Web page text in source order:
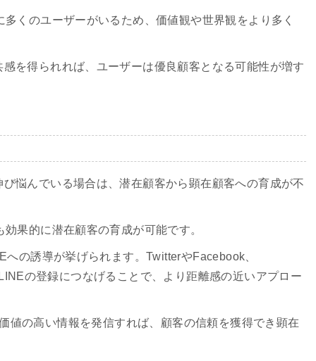
くのユーザーがいるため、価値観や世界観をより多く
を得られれば、ユーザーは優良顧客となる可能性が増す
悩んでいる場合は、潜在顧客から顕在顧客への育成が不
果的に潜在顧客の育成が可能です。
の誘導が挙げられます。TwitterやFacebook、
の登録につなげることで、より距離感の近いアプロー
値の高い情報を発信すれば、顧客の信頼を獲得でき顕在